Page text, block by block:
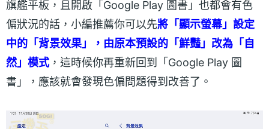
旗艦平板，且開啟「Google Play 圖書」也都會有色
偏狀況的話，小編推薦你可以先將「顯示螢幕」設定
中的「背景效果」，由原本預設的「鮮豔」改為「自
然」模式，這時候你再重新回到「Google Play 圖
書」，應該就會發現色偏問題得到改善了。